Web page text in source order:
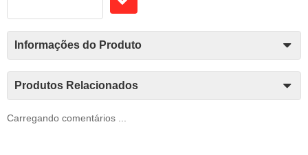
Informações do Produto
Produtos Relacionados
Carregando comentários ...